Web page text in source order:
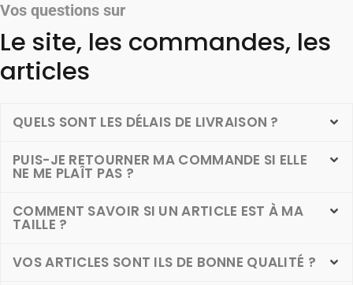
Vos questions sur
Le site, les commandes, les
articles
QUELS SONT LES DÉLAIS DE LIVRAISON ?
PUIS-JE RETOURNER MA COMMANDE SI ELLE
NE ME PLAÎT PAS ?
COMMENT SAVOIR SI UN ARTICLE EST À MA
TAILLE ?
VOS ARTICLES SONT ILS DE BONNE QUALITÉ ?